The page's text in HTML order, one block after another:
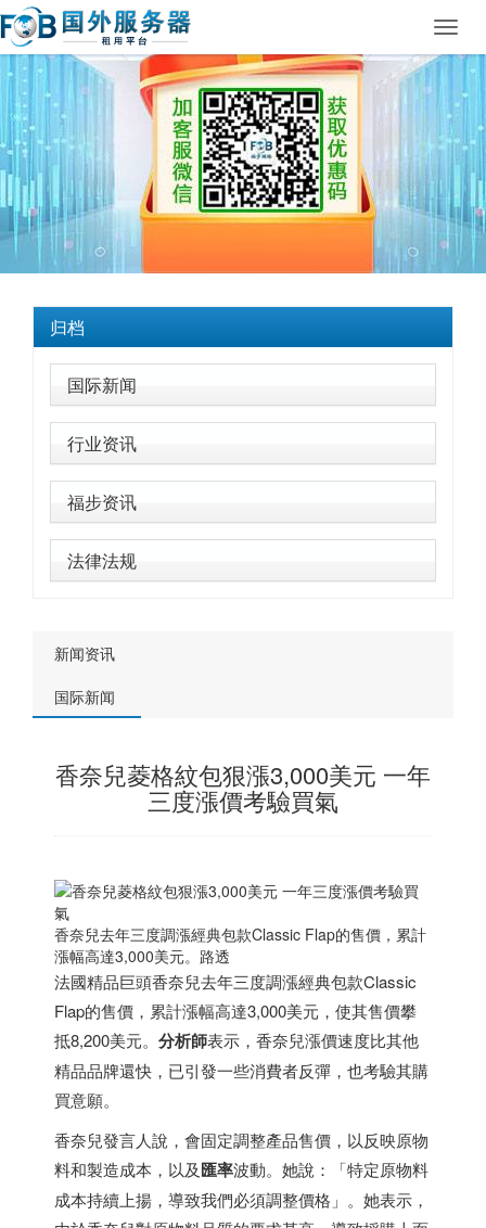
归档
国际新闻
行业资讯
福步资讯
法律法规
新闻资讯
国际新闻
香奈兒菱格紋包狠漲3,000美元 一年
三度漲價考驗買氣
香奈兒去年三度調漲經典包款Classic Flap的售價，累計
漲幅高達3,000美元。路透
法國精品巨頭香奈兒去年三度調漲經典包款Classic
Flap的售價，累計漲幅高達3,000美元，使其售價攀
抵8,200美元。 分析師表示，香奈兒漲價速度比其他
精品品牌還快，已引發一些消費者反彈，也考驗其購
買意願。
香奈兒發言人說，會固定調整產品售價，以反映原物
料和製造成本，以及匯率波動。她說：「特定原物料
成本持續上揚，導致我們必須調整價格」。她表示，